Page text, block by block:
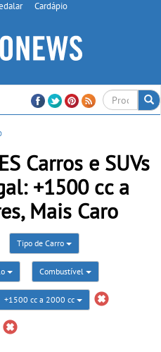
Cardápio
Carros e SUVs
+1500 cc a
Mais Caro
Tipo de Carro
Combustível
+1500 cc a 2000 cc